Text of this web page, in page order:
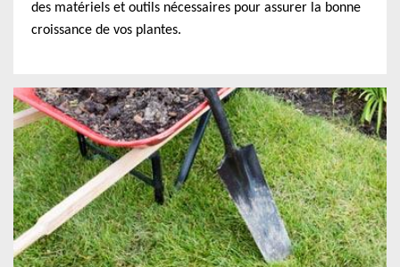
des matériels et outils nécessaires pour assurer la bonne
croissance de vos plantes.